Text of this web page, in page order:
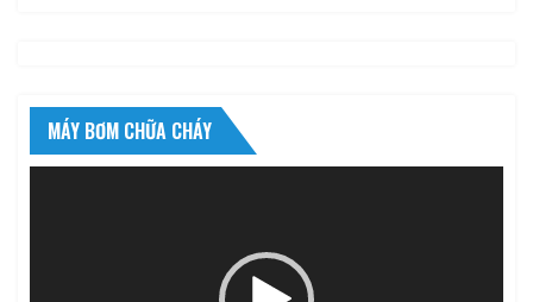
MÁY BƠM CHỮA CHÁY